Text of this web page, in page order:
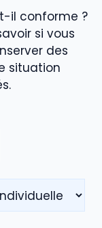
il conforme ?
si vous
des
situation